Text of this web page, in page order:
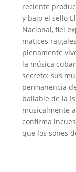
reciente
y bajo el sello
Nacional, fiel
matices
plenamente
la música
secreto: sus
permanencia
bailable de la
musicalmente
confirma
que los sones